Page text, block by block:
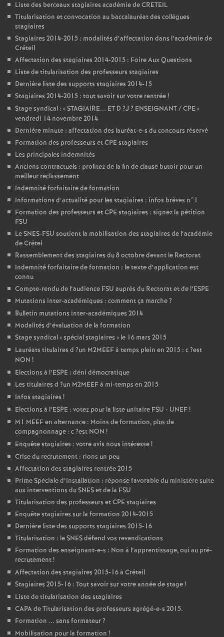
Liste des berceaux stagiaires académie deCRETEIL
Titularisation et convocation au baccalauréat des collègues
stagiaires
Stagiaires 2014-2015 : modalités d’affectation dans l’académie de
Créteil
Affectation des stagiaires 2014-2015 : Foire Aux Questions
Liste de titularisation des professeurs stagiaires
Dernière liste des supports stagiaires 2014-15
Stagiaires 2014-2015 : tout savoir sur votre rentrée!
Stage syndical : «STAGIAIRE... ET D ?J ? ENSEIGNANT/CPE »
vendredi 14 novembre 2014
Dernière minute : affectation des lauréat-e-s du concours réservé
Formation des professeurs etCPE stagiaires
Les principales indemnités
Anciens contractuels : profitez de la fin de clause butoir pour un
meilleur reclassement
Indemnité forfaitaire de formation
Informations d’actualité pour les stagiaires : infos brèves n°1
Formation des professeurs etCPE stagiaires : signez la pétition
FSU
LeSNES-FSU soutient la mobilisation des stagiaires de l’académie
de Crétei
Rassemblement des stagiaires du 8 octobre devant le Rectorat
Indemnité forfaitaire de formation : le texte d’application est
connu
Compte-rendu de l’audience FSU auprès du Rectorat et de l’ESPE
Mutations inter-académiques : comment ça marche?
Bulletin mutations inter-académiques 2014
Modalités d’évaluation de la formation
Stage syndical «spécial stagiaires » le 16 mars 2015
Lauréats titulaires d ?un M2MEEFà temps plein en 2015 : c?est
NON !
Elections à l’ESPE : déni démocratique
Les titulaires d ?un M2MEEFà mi-temps en 2015
Infos stagiaires !
Elections à l’ESPE : votez pour la liste unitaire FSU - UNEF!
M1 MEEFen alternance : Moins de formation, plus de
compagnonnage : c?est NON !
Enquête stagiaires : votre avis nous intéresse!
Crise du recrutement : rions un peu
Affectation des stagiaires rentrée 2015
Prime Spéciale d’Installation : réponse favorable du ministère suite
aux interventions duSNESet de la FSU
Titularisation des professeurs etCPE stagiaires
Enquête stagiaires sur la formation 2014-2015
Dernière liste des supports stagiaires 2015-16
Titularisation : leSNESdéfend vos revendications
Formation des enseignant-e-s : Non à l’apprentissage, oui au pré-
recrutement!
Affectation des stagiaires 2015-16 à Créteil
Stagiaires 2015-16 : Tout savoir sur votre année de stage!
Liste de titularisation des stagiaires
CAPAde Titularisation des professeurs agrégé-e-s 2015.
Formation ... sans formateur?
Mobilisation pour la formation !